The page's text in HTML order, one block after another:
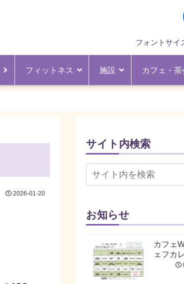
フォントサイ
フィットネス 施設 カフェ・茶
2026-01-20
サイト内検索
お知らせ
カフェ
ェフカ